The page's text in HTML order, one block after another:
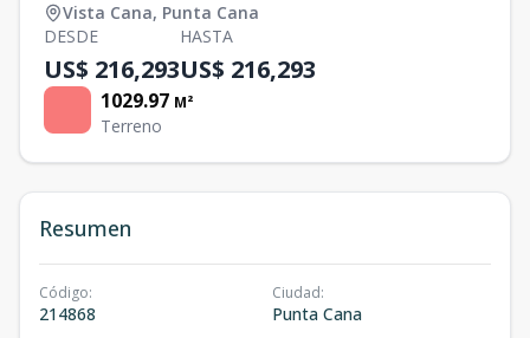
Vista Cana, Punta Cana
DESDE
US$ 216,293
HASTA
US$ 216,293
1029.97 M²
Terreno
Resumen
Código:
214868
Ciudad:
Punta Cana